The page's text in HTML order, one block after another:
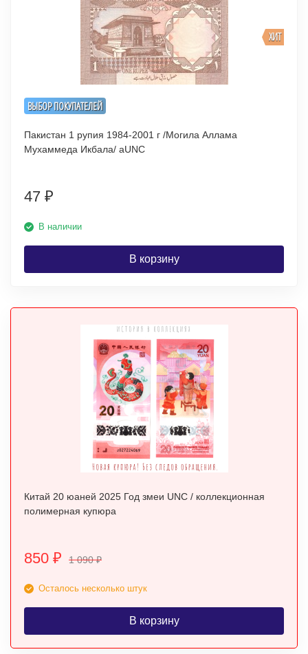
ВЫБОР ПОКУПАТЕЛЕЙ
ХИТ
Пакистан 1 рупия 1984-2001 г /Могила Аллама
Мухаммеда Икбала/ аUNC
47 ₽
В наличии
В корзину
Китай 20 юаней 2025 Год змеи UNC / коллекционная
полимерная купюра
850 ₽ 1 090₽
Осталось несколько штук
В корзину